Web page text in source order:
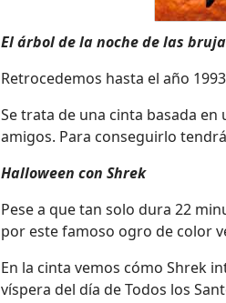
El árbol de la noche de las
Retrocedemos hasta el año
Se trata de una cinta basada
amigos. Para conseguirlo
Halloween con Shrek
Pese a que tan solo dura 22
por este famoso ogro de color
En la cinta vemos cómo Shrek
víspera del día de Todos los